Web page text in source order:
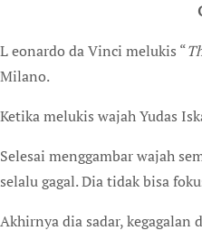
Leonardo da Vinci melukis “
Milano.
Ketika melukis wajah Yudas
Selesai menggambar wajah
selalu gagal. Dia tidak bisa
Akhirnya dia sadar, kegagalan